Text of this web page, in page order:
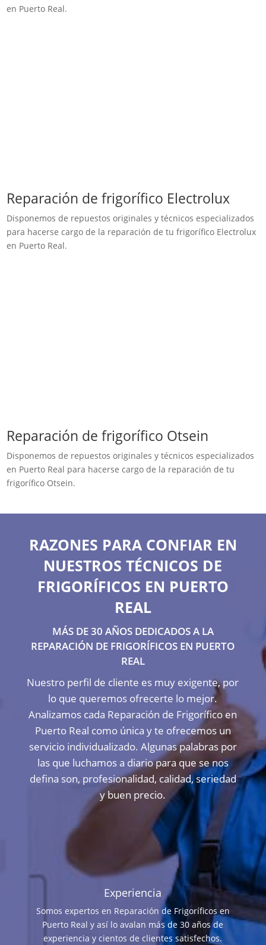
en Puerto Real.
Reparación de frigorífico Electrolux
Disponemos de repuestos originales y técnicos especializados
para hacerse cargo de la reparación de tu frigorífico Electrolux
en Puerto Real.
Reparación de frigorífico Otsein
Disponemos de repuestos originales y técnicos especializados
en Puerto Real para hacerse cargo de la reparación de tu
frigorífico Otsein.
RAZONES PARA CONFIAR EN
NUESTROS TÉCNICOS DE
FRIGORÍFICOS EN PUERTO
REAL
MÁS DE 30 AÑOS DEDICADOS A LA
REPARACIÓN DE FRIGORÍFICOS EN PUERTO
REAL
Nuestro perfil de cliente es muy exigente, por
lo que queremos ofrecerte lo mejor.
Analizamos cada Reparación de Frigorífico en
Puerto Real como única y te ofrecemos un
servicio individualizado. Algunas palabras por
las que luchamos a diario para que se nos
defina son, profesionalidad, calidad, seriedad
y buen precio.
Experiencia
Somos expertos en Reparación de Frigoríficos en
Puerto Real y así lo avalan más de 30 años de
experiencia y cientos de clientes satisfechos.